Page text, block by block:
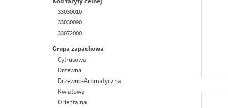
33030010
33030090
33072000
Grupa zapachowa
Cytrusowa
Drzewna
Drzewno-Aromatyczna
Kwiatowa
Orientalna